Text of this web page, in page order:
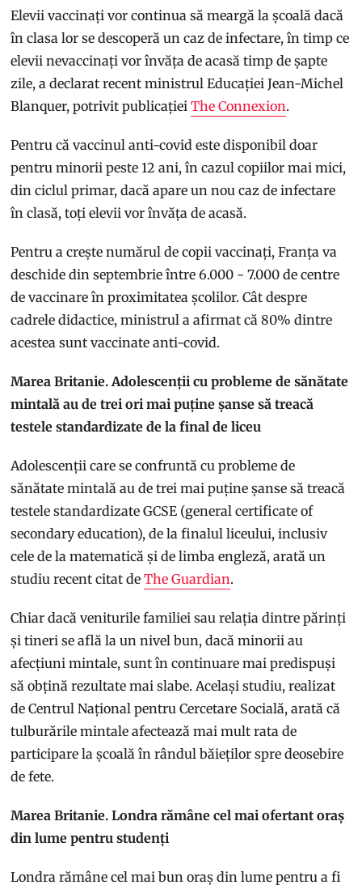
Elevii vaccinați vor continua să meargă la școală dacă
în clasa lor se descoperă un caz de infectare, în timp ce
elevii nevaccinați vor învăța de acasă timp de șapte
zile, a declarat recent ministrul Educației Jean-Michel
Blanquer, potrivit publicațieiThe Connexion.
Pentru că vaccinul anti-covid este disponibil doar
pentru minorii peste 12 ani, în cazul copiilor mai mici,
din ciclul primar, dacă apare un nou caz de infectare
în clasă, toți elevii vor învăța de acasă.
Pentru a crește numărul de copii vaccinați, Franța va
deschide din septembrie între 6.000 - 7.000 de centre
de vaccinare în proximitatea școlilor. Cât despre
cadrele didactice, ministrul a afirmat că 80% dintre
acestea sunt vaccinate anti-covid.
Marea Britanie. Adolescenții cu probleme de sănătate
mintală au de trei ori mai puține șanse să treacă
testele standardizate de la final de liceu
Adolescenții care se confruntă cu probleme de
sănătate mintală au de trei mai puține șanse să treacă
testele standardizate GCSE (general certificate of
secondary education), de la finalul liceului, inclusiv
cele de la matematică și de limba engleză, arată un
studiu recent citat deThe Guardian.
Chiar dacă veniturile familiei sau relația dintre părinți
și tineri se află la un nivel bun, dacă minorii au
afecțiuni mintale, sunt în continuare mai predispuși
să obțină rezultate mai slabe. Același studiu, realizat
de Centrul Național pentru Cercetare Socială, arată că
tulburările mintale afectează mai mult rata de
participare la școală în rândul băieților spre deosebire
de fete.
Marea Britanie. Londra rămâne cel mai ofertant oraș
din lume pentru studenți
Londra rămâne cel mai bun oraș din lume pentru a fi